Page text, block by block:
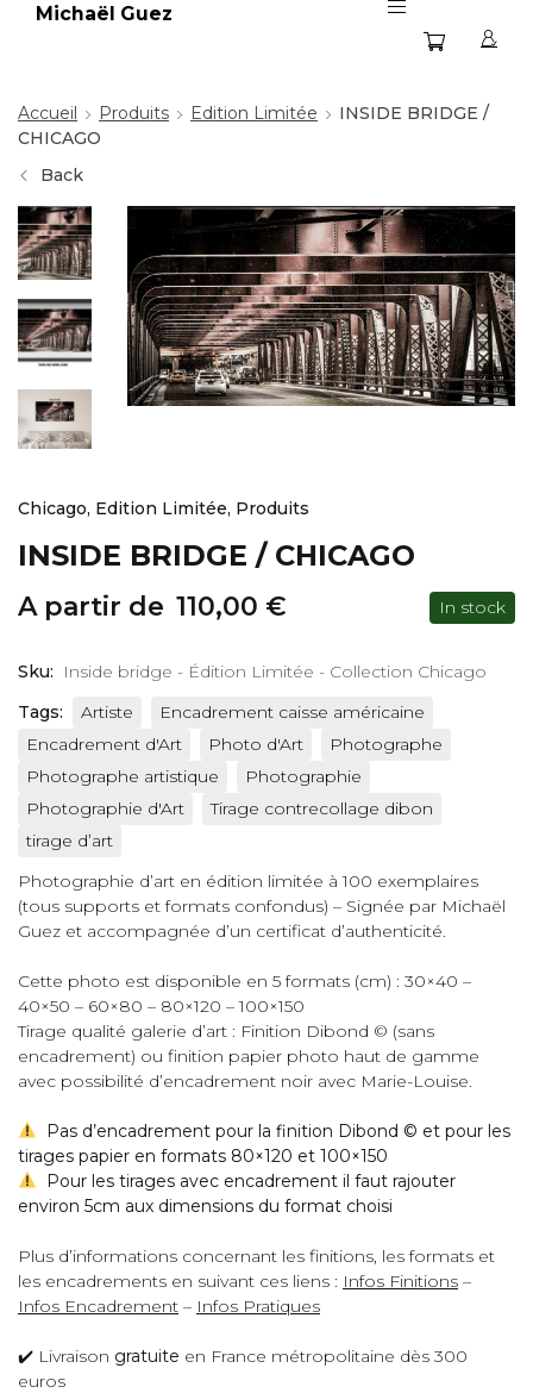
Michaël Guez
Accueil Produits Edition Limitée
INSIDE BRIDGE /
CHICAGO
Back
Chicago, Edition Limitée, Produits
INSIDE BRIDGE / CHICAGO
A partir de 110,00 € In stock
Sku:
Inside bridge - Édition Limitée - Collection Chicago
Tags:
Artiste
Encadrement caisse américaine
Encadrement d'Art
Photo d'Art
Photographe
Photographe artistique
Photographie
Photographie d'Art
Tirage contrecollage dibon
tirage d’art
Photographie d’art en édition limitée à 100 exemplaires
(tous supports et formats confondus) – Signée par Michaël
Guez et accompagnée d’un certificat d’authenticité.
Cette photo est disponible en 5 formats (cm) : 30×40 –
40×50 – 60×80 – 80×120 – 100×150
Tirage qualité galerie d’art : Finition Dibond © (sans
encadrement) ou finition papier photo haut de gamme
avec possibilité d’encadrement noir avec Marie-Louise.
Pas d’encadrement pour la finition Dibond © et pour les
tirages papier en formats 80×120 et 100×150
Pour les tirages avec encadrement il faut rajouter
environ 5cm aux dimensions du format choisi
Plus d’informations concernant les finitions, les formats et
les encadrements en suivant ces liens : Infos Finitions –
Infos Encadrement – Infos Pratiques
✔️ Livraison gratuite en France métropolitaine dès 300
euros